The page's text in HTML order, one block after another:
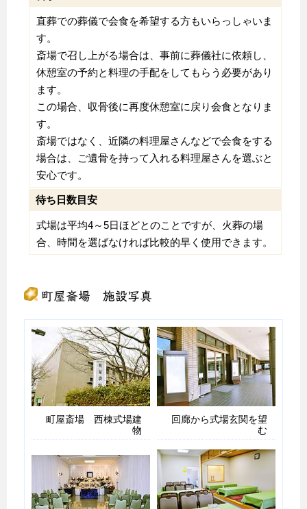
直葬での葬儀で会食を希望する方もいらっしゃいま
す。
斎場で召し上がる場合は、事前に葬儀社に依頼し、
休憩室の予約と料理の手配をしてもらう必要があり
ます。
この場合、収骨後に再度休憩室に戻り会食となりま
す。
斎場ではなく、近隣の料理屋さんなどで会食をする
場合は、ご遺骨を持って入れる料理屋さんを選ぶと
安心です。
待ち日数目安
式場は平均4～5日ほどとのことですが、火葬の場
合、時間を選ばなければ比較的早く使用できます。
町屋斎場 施設写真
町屋斎場 西棟式場建
物
回廊から式場玄関を望
む